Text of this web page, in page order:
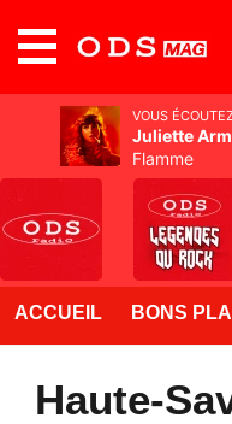
ACCUEIL BONS
Haute-
VOUS
Juliette
Flamme